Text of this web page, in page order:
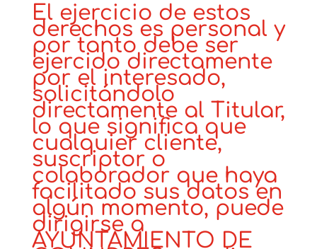
El ejercicio de estos
derechos es personal y
por tanto debe ser
ejercido directamente
por el interesado,
solicitándolo
directamente al Titular,
lo que significa que
cualquier cliente,
suscriptor o
colaborador que haya
facilitado sus datos en
algún momento, puede
dirigirse a
AYUNTAMIENTO DE